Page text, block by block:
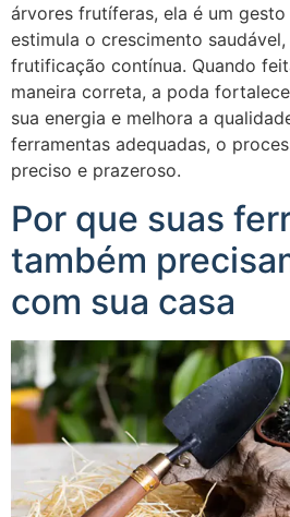
árvores frutíferas, ela é um
estimula o crescimento
frutificação contínua. Quando
maneira correta, a poda
sua energia e melhora a
ferramentas adequadas, o
preciso e prazeroso.
Por que suas
também
com sua casa